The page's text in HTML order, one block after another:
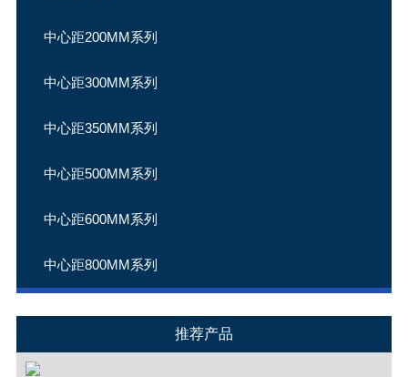
中心距200MM系列
中心距300MM系列
中心距350MM系列
中心距500MM系列
中心距600MM系列
中心距800MM系列
推荐产品